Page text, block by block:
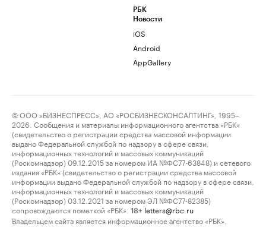
РБК
Новости
iOS
Android
AppGallery
© ООО «БИЗНЕСПРЕСС», АО «РОСБИЗНЕСКОНСАЛТИНГ», 1995–
2026. Сообщения и материалы информационного агентства «РБК»
(свидетельство о регистрации средства массовой информации
выдано Федеральной службой по надзору в сфере связи,
информационных технологий и массовых коммуникаций
(Роскомнадзор) 09.12.2015 за номером ИА №ФС77-63848) и сетевого
издания «РБК» (свидетельство о регистрации средства массовой
информации выдано Федеральной службой по надзору в сфере связи,
информационных технологий и массовых коммуникаций
(Роскомнадзор) 03.12.2021 за номером ЭЛ №ФС77-82385)
сопровождаются пометкой «РБК».
18+ letters@rbc.ru
Владельцем сайта является информационное агентство «РБК».